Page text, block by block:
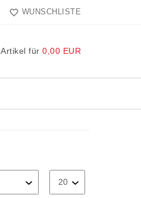
WUNSCHLISTE
Artikel für 0,00 EUR